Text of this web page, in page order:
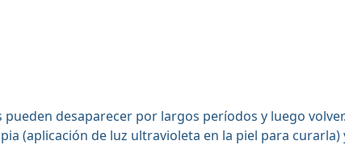
desaparecer por largos períodos y luego volver.
(aplicación de luz ultravioleta en la piel para